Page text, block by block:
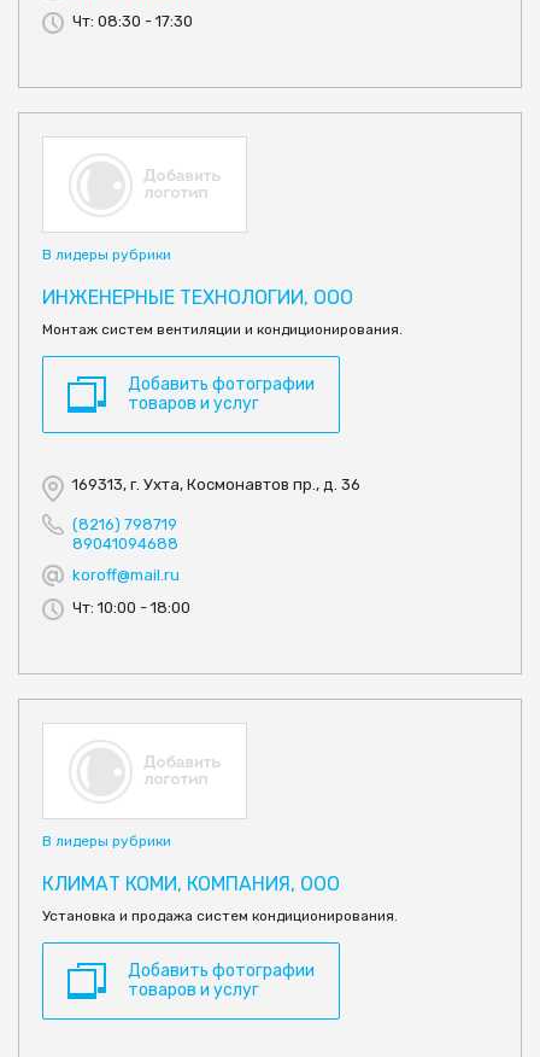
Чт: 08:30 - 17:30
В лидеры рубрики
ИНЖЕНЕРНЫЕ ТЕХНОЛОГИИ, ООО
Монтаж систем вентиляции и кондиционирования.
Добавить фотографии
товаров и услуг
169313, г. Ухта, Космонавтов пр., д. 36
(8216) 798719
89041094688
koroff@mail.ru
Чт: 10:00 - 18:00
В лидеры рубрики
КЛИМАТ КОМИ, КОМПАНИЯ, ООО
Установка и продажа систем кондиционирования.
Добавить фотографии
товаров и услуг